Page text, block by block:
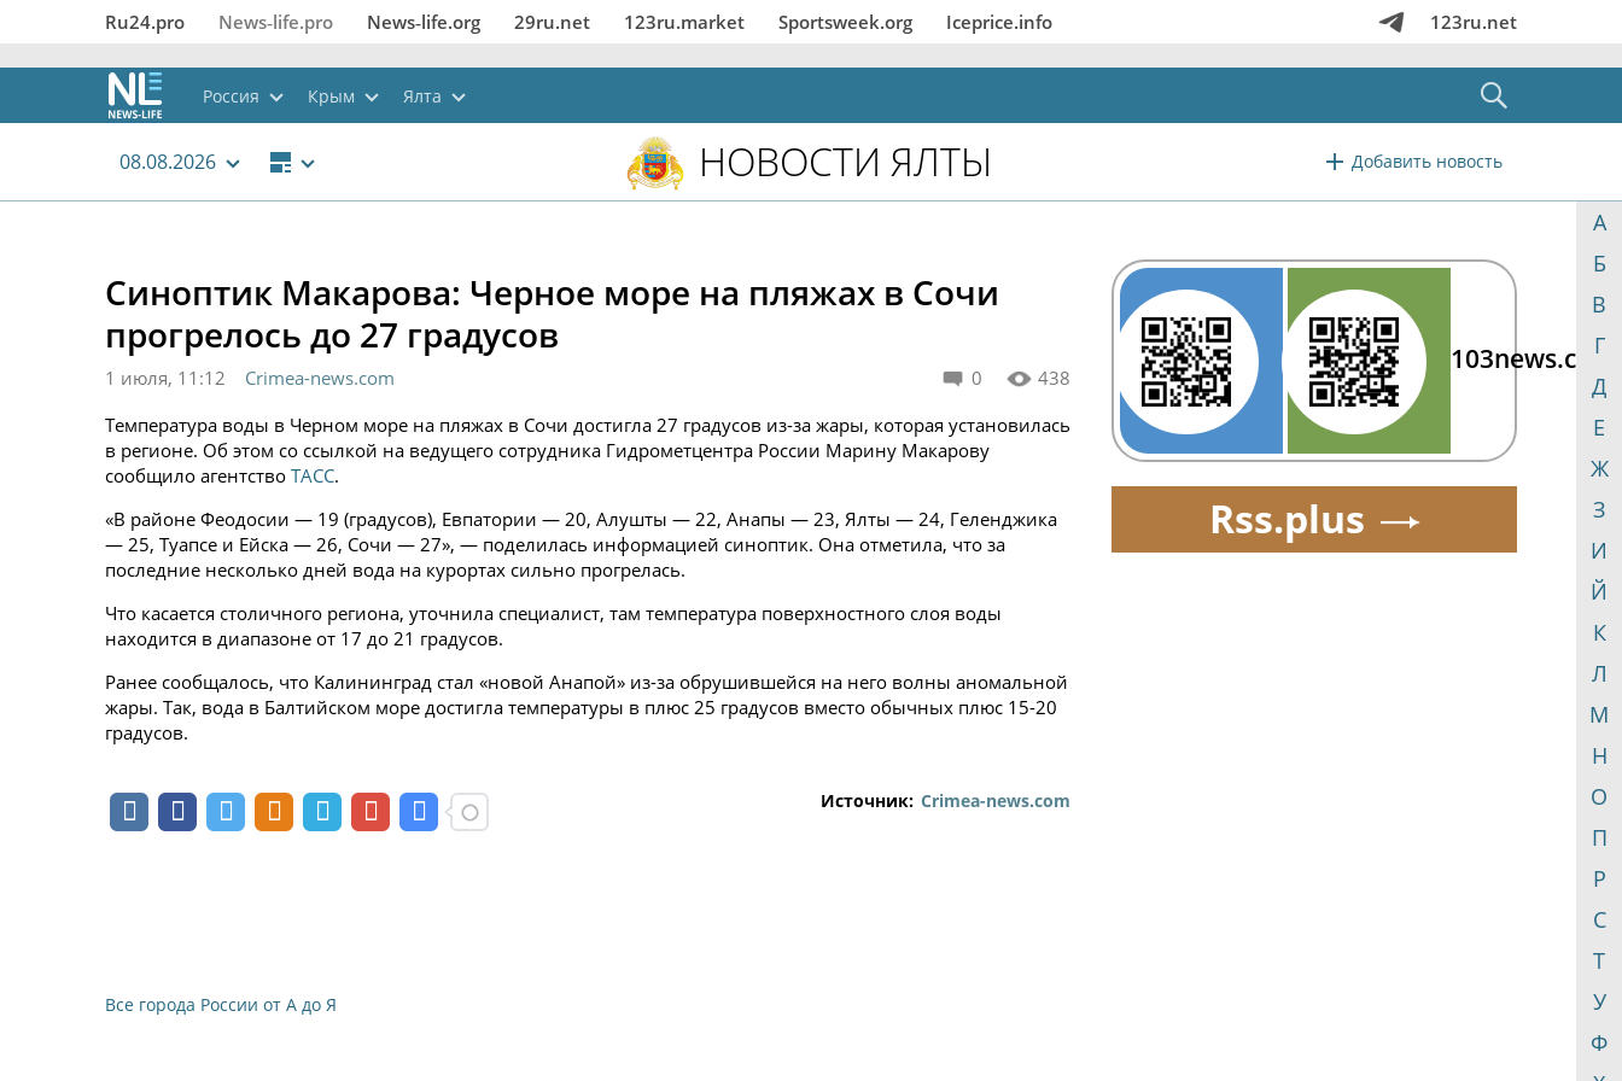
Ru24.pro News‑life.pro News‑life.org 29ru.net 123ru.market Sportsweek.org Iceprice.info 123ru.net
Россия Крым Ялта
08.08.2026 НОВОСТИ ЯЛТЫ Добавить новость
А
Б
В
Г
Д
Е
Ж
З
И
Й
К
Л
М
Н
О
П
Р
С
Т
У
Ф
Синоптик Макарова: Черное море на пляжах в Сочи
прогрелось до 27 градусов
0 438
1 июля, 11:12
Crimea-news.com
Температура воды в Черном море на пляжах в Сочи достигла 27 градусов из-за жары, которая установилась
в регионе. Об этом со ссылкой на ведущего сотрудника Гидрометцентра России Марину Макарову
сообщило агентство ТАСС.
«В районе Феодосии — 19 (градусов), Евпатории — 20, Алушты — 22, Анапы — 23, Ялты — 24, Геленджика
— 25, Туапсе и Ейска — 26, Сочи — 27», — поделилась информацией синоптик. Она отметила, что за
последние несколько дней вода на курортах сильно прогрелась.
Что касается столичного региона, уточнила специалист, там температура поверхностного слоя воды
находится в диапазоне от 17 до 21 градусов.
Ранее сообщалось, что Калининград стал «новой Анапой» из-за обрушившейся на него волны аномальной
жары. Так, вода в Балтийском море достигла температуры в плюс 25 градусов вместо обычных плюс 15-20
градусов.
Источник: Crimea-news.com
Все города России от А до Я
103news.com
Rss.plus